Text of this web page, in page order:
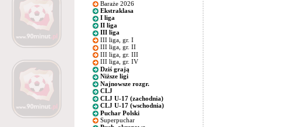
Baraże 2026
Ekstraklasa
I liga
II liga
III liga
III liga, gr. I
III liga, gr. II
III liga, gr. III
III liga, gr. IV
Dziś grają
Niższe ligi
Najnowsze rozgr.
CLJ
CLJ U-17 (zachodnia)
CLJ U-17 (wschodnia)
Puchar Polski
Superpuchar